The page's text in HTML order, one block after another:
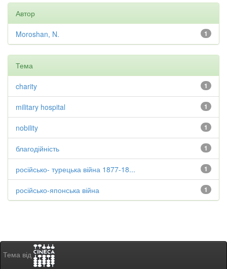
Автор
1
Moroshan, N.
Тема
1
charity
1
military hospital
1
nobility
1
благодійність
1
російсько- турецька війна 1877-18...
1
російсько-японська війна
Тема від